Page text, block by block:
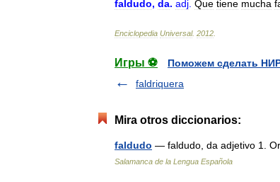
faldudo, da. adj Que tiene mucha
Enciclopedia Universal. 2012
Игры ⚽
Поможем сделать
faldriquera
Mira otros diccionarios:
faldudo — faldudo, da adjetivo 1.
Salamanca de la Lengua Española